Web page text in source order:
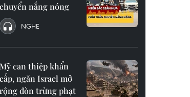
chuyển nắng nóng
NGHE
Mỹ can thiệp khẩn
cấp, ngăn Israel mở
rộng đòn trừng phạt